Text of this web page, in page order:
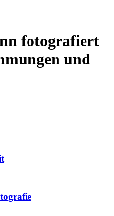
fotografiert
und